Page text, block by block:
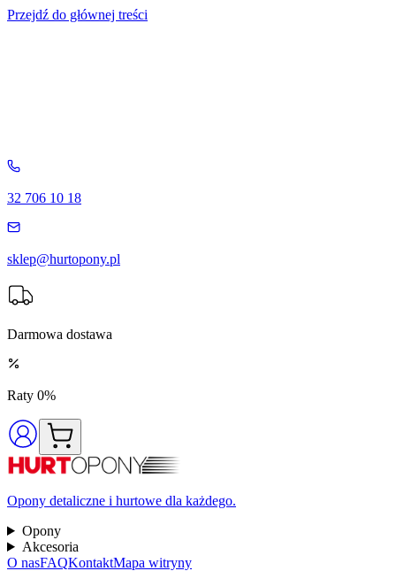
Przejdź do głównej treści
32 706 10 18
sklep@hurtopony.pl
Darmowa dostawa
Raty 0%
Opony detaliczne i hurtowe dla każdego.
Opony
Akcesoria
O nasFAQKontaktMapa witryny